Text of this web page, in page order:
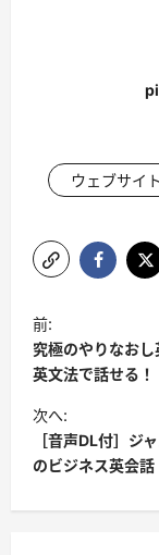
ウェブサイ
投
稿
ナ
ビ
ゲ
ー
シ
前:
究極のやりなお
英文法で話せる！
次へ:
［音声DL付］ジ
のビジネス英会話